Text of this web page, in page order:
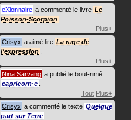
eXionnaire a commenté le livre Le
Poisson-Scorpion
Plus+
Crisyx a aimé lire La rage de
l'expression
Plus+
Nina Sarvang a publié le bout-rimé
capricorn·e
Tout Plus+
Crisyx a commenté le texte Quelque
part sur Terre